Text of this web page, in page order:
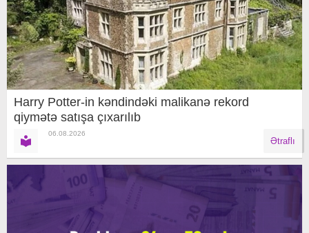
Harry Potter-in kəndindəki malikanə rekord
qiymətə satışa çıxarılıb
06.08.2026
Ətraflı